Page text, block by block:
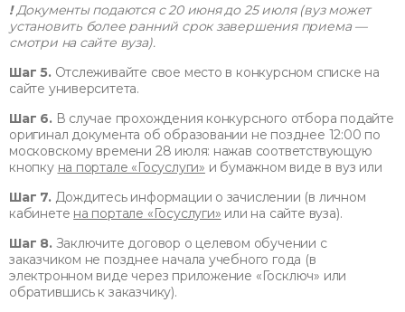
!Документы подаются с 20 июня до 25 июля (вуз может
установить более ранний срок завершения приема —
смотри на сайте вуза).
Шаг 5.Отслеживайте свое место в конкурсном списке на
сайте университета.
Шаг 6. В случае прохождения конкурсного отбора подайте
оригинал документа об образовании не позднее 12:00 по
московскому времени 28 июля: нажав соответствующую
кнопку на портале «Госуслуги» и бумажном виде в вуз или
Шаг 7. Дождитесь информации о зачислении (в личном
кабинете на портале «Госуслуги» или на сайте вуза).
Шаг 8. Заключите договор о целевом обучении с
заказчиком не позднее начала учебного года (в
электронном виде через приложение «Госключ» или
обратившись к заказчику).